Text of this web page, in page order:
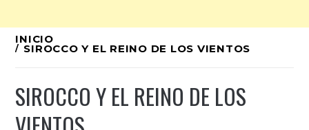
Ir
INICIO
SIROCCO Y EL REINO DE LOS VIENTOS
SIROCCO Y EL REINO DE LOS